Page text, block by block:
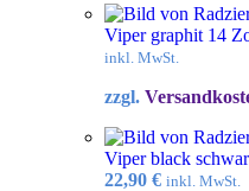
Viper graphit 14
inkl. MwSt.
zzgl.
Viper black
Ursprünglicher
22,90 €Aktueller
inkl. MwSt.